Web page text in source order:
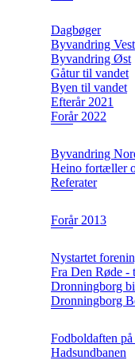
Dagbøger
Byvandring Vest
Byvandring Øst
Gåtur til vandet
Byen til vandet
Efterår 2021
Forår 2022
Byvandring
Heino fortæller
Referater
Forår 2013
Nystartet
Fra Den Røde -
Dronningborg
Dronningborg
Fodboldaften
Hadsundbanen